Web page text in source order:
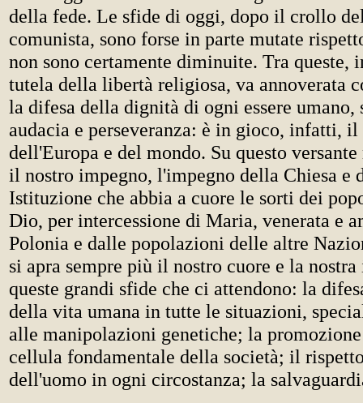
della fede. Le sfide di oggi, dopo il crollo
comunista, sono forse in parte mutate
non sono certamente diminuite. Tra queste,
tutela della libertà religiosa, va annoverata
la difesa della dignità di ogni essere umano,
audacia e perseveranza: è in gioco, infatti, il
dell'Europa e del mondo. Su questo
il nostro impegno, l'impegno della Chiesa e
Istituzione che abbia a cuore le sorti dei
Dio, per intercessione di Maria, venerata e
Polonia e dalle popolazioni delle altre
si apra sempre più il nostro cuore e la
queste grandi sfide che ci attendono: la
della vita umana in tutte le situazioni,
alle manipolazioni genetiche; la
cellula fondamentale della società; il
dell'uomo in ogni circostanza; la